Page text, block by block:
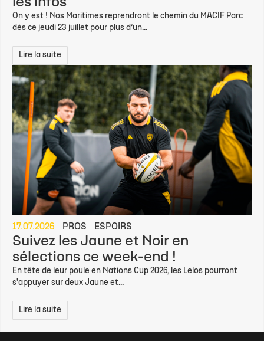
On y est ! Nos Maritimes reprendront le chemin du MACIF Parc
dès ce jeudi 23 juillet pour plus d’un...
Lire la suite
17.07.2026 PROS ESPOIRS
Suivez les Jaune et Noir en
sélections ce week-end !
En tête de leur poule en Nations Cup 2026, les Lelos pourront
s'appuyer sur deux Jaune et...
Lire la suite